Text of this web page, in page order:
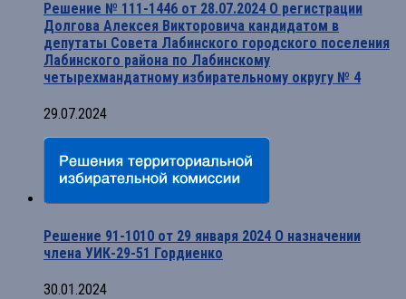
Решение № 111-1446 от 28.07.2024 О регистрации
Долгова Алексея Викторовича кандидатом в
депутаты Совета Лабинского городского поселения
Лабинского района по Лабинскому
четырехмандатному избирательному округу № 4
29.07.2024
Решение 91-1010 от 29 января 2024 О назначении
члена УИК-29-51 Гордиенко
30.01.2024